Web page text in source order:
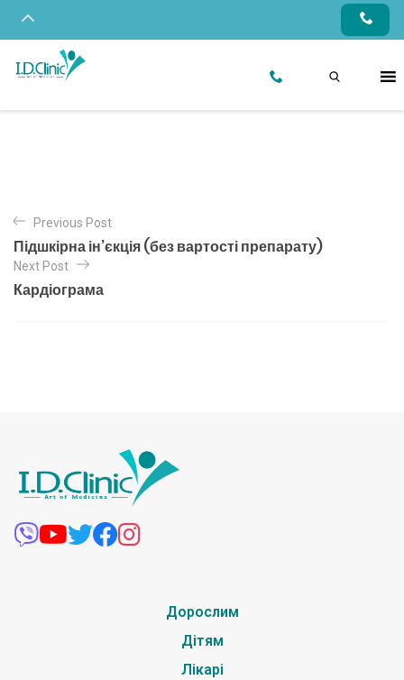
Previous Post
Підшкірна ін’єкція (без вартості препарату)
Next Post
Кардіограма
Дорослим
Дітям
Лікарі